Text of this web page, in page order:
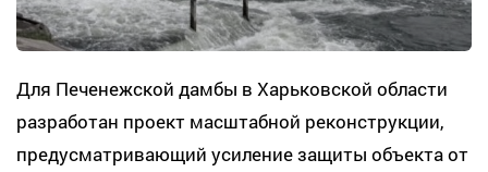
Для Печенежской дамбы в Харьковской области
разработан проект масштабной реконструкции,
предусматривающий усиление защиты объекта от